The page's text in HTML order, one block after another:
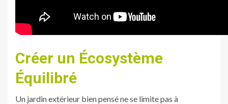
Créer un Écosystème
Équilibré
Un jardin extérieur bien pensé ne se limite pas à